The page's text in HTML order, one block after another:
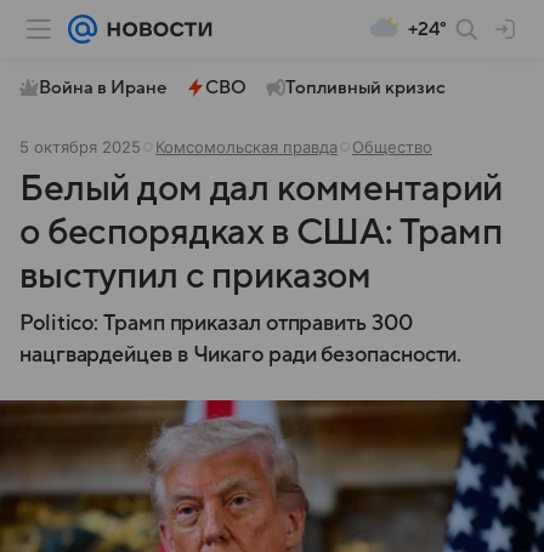
+24°
Война в Иране СВО Топливный кризис
5 октября 2025 Комсомольская правда Общество
Белый дом дал комментарий
о беспорядках в США: Трамп
выступил с приказом
Politico: Трамп приказал отправить 300
нацгвардейцев в Чикаго ради безопасности.